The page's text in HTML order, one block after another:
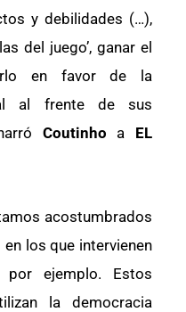
y debilidades (…),
del juego’, ganar el
en favor de la
al frente de sus
Coutinho a EL
acostumbrados
los que intervienen
por ejemplo. Estos
la democracia